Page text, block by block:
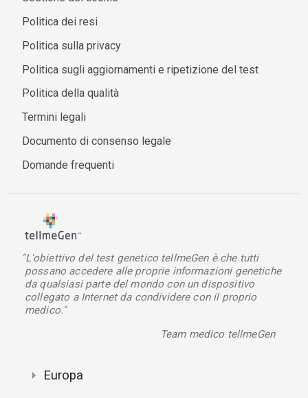
Politica dei resi
Politica sulla privacy
Politica sugli aggiornamenti e ripetizione del test
Politica della qualità
Termini legali
Documento di consenso legale
Domande frequenti
"L'obiettivo del test genetico tellmeGen è che tutti
possano accedere alle proprie informazioni genetiche
da qualsiasi parte del mondo con un dispositivo
collegato a Internet da condividere con il proprio
medico."
Team medico tellmeGen
Europa